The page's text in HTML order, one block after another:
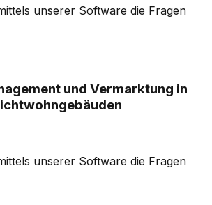
unserer Software die Fragen
oder Wärmepumpen unter realen
Elektrokessel oder
ist wirtschaftlich sinnvoller –
der Wärmespeicher sein, um
und Vermarktung in
unserer Software die Fragen